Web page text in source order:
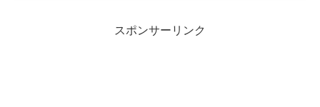
スポンサーリンク